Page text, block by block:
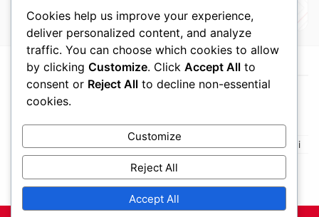
Beranda Disclaimer Hubungi Kami Tentang Kami
Cookies help us improve your experience,
deliver personalized content, and analyze
traffic. You can choose which cookies to allow
by clicking Customize. Click Accept All to
consent or Reject All to decline non-essential
cookies.
Customize
Reject All
Accept All